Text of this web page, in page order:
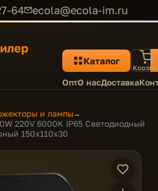
64 ecola@ecola-im.ru
Каталог
ОптО насДоставка
и лампы→
220V 6000K IP65 Светодиодный
150x110x30